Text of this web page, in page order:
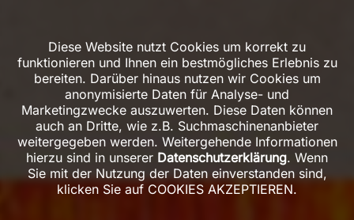
Diese Website nutzt Cookies um korrekt zu
funktionieren und Ihnen ein bestmögliches Erlebnis zu
bereiten. Darüber hinaus nutzen wir Cookies um
anonymisierte Daten für Analyse- und
Marketingzwecke auszuwerten. Diese Daten können
auch an Dritte, wie z.B. Suchmaschinenanbieter
weitergegeben werden. Weitergehende Informationen
hierzu sind in unserer Datenschutzerklärung. Wenn
Sie mit der Nutzung der Daten einverstanden sind,
klicken Sie auf COOKIES AKZEPTIEREN.